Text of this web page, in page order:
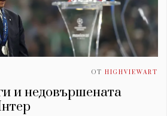
ОТ HIGHVIEWART
и недовършената